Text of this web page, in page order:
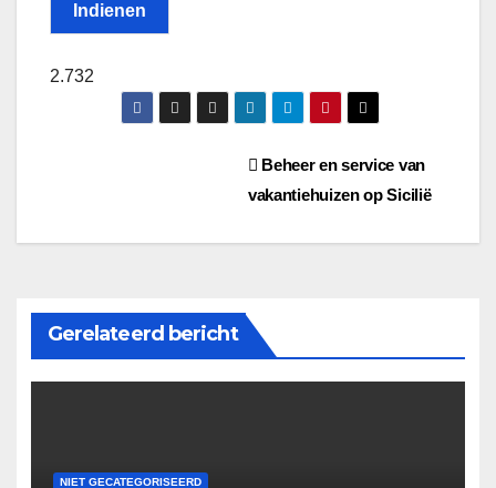
Indienen
2.732
BerichtnavigatieBeheer en service van
vakantiehuizen op Sicilië
Gerelateerd bericht
NIET GECATEGORISEERD